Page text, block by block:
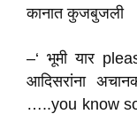
कानात कुजबुजली
–‘ भूमी यार
आदिसरांना
…..you know